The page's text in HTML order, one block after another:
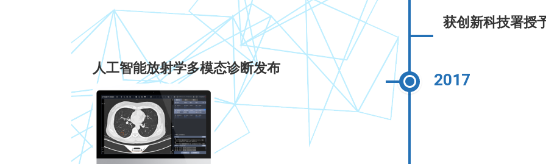
获创新科技署授
2017
人工智能放射学多模态诊断发布